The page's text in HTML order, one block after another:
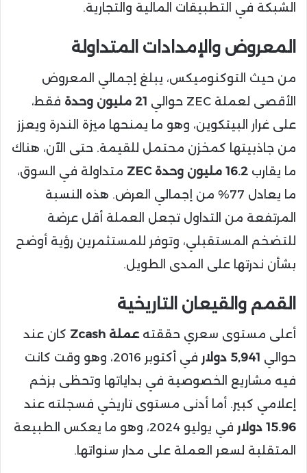
الشبكة في التطبيقات المالية والتجارية.
المعروض والإمدادات المتداولة
من حيث التوكنوميكس، يبلغ إجمالي المعروض
الأقصى لعملة ZEC حوالي
21 مليون وحدة
فقط،
على غرار البيتكوين، وهو ما يمنحها ميزة الندرة ويعزز
من جاذبيتها كمخزن محتمل للقيمة. حتى الآن، هناك
ما يقارب 16.2 مليون وحدة ZEC
متداولة في السوق،
ما يعادل 77% من إجمالي العرض. هذه النسبة
المرتفعة من التداول تجعل العملة أقل عرضة
للتضخم المستقبلي، وتوفر للمستثمرين رؤية أوضح
بشأن ندرتها على المدى الطويل.
القمم والقيعان التاريخية
أعلى مستوى سعري حققتهعملة Zcash
كان عند
حوالي 5,941 دولار
في أكتوبر 2016، وهو وقت كانت
فيه مشاريع الخصوصية في بداياتها وتحظى بزخم
إعلامي كبير. أما أدنى مستوى تاريخي فسجلته عند
15.96 دولار
في يوليو 2024، وهو ما يعكس الطبيعة
المتقلبة لسعر العملة على مدار سنواتها.